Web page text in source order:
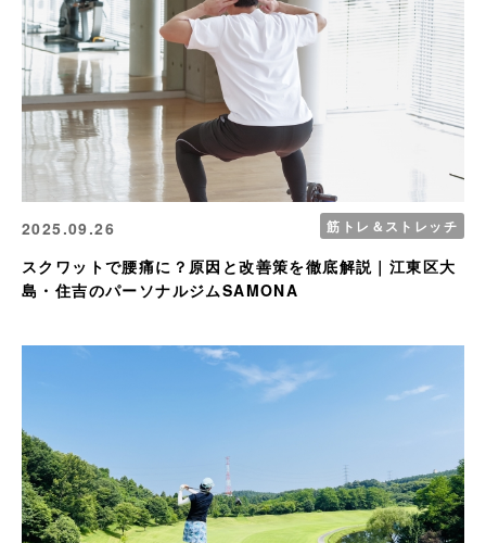
2025.09.26 筋トレ＆ストレッチ
スクワットで腰痛に？原因と改善策を徹底解説｜江東区大
島・住吉のパーソナルジムSAMONA